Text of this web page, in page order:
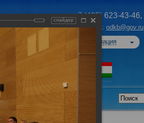
+7 (495) 623-43-46,
Эл. почта: odkb@gov.ru
Авторизация
председательства
слайдер